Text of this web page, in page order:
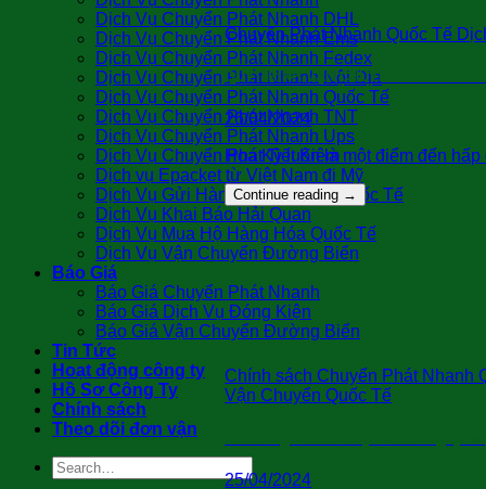
Dịch Vụ Chuyển Phát Nhanh DHL
Dịch Vụ Chuyển Phát Nhanh Ems
Dịch Vụ Chuyển Phát Nhanh Fedex
Dịch Vụ Chuyển Phát Nhanh Nội Địa
Dịch Vụ Chuyển Phát Nhanh Quốc Tế
Dịch Vụ Chuyển Phát Nhanh TNT
Dịch Vụ Chuyển Phát Nhanh Ups
Dịch Vụ Chuyển Phát Tiết Kiệm
Dịch vụ Epacket từ Việt Nam đi Mỹ
Dịch Vụ Gửi Hàng Cá Nhân Đi Quốc Tế
Dịch Vụ Khai Báo Hải Quan
Dịch Vụ Mua Hộ Hàng Hóa Quốc Tế
Dịch Vụ Vận Chuyển Đường Biển
Báo Giá
Báo Giá Chuyển Phát Nhanh
Báo Giá Dịch Vụ Đóng Kiện
Báo Giá Vận Chuyển Đường Biển
Tin Tức
Hoạt động công ty
Hồ Sơ Công Ty
Chính sách
Theo dõi đơn vận
Chuyển Phát Nhanh Quốc Tế
QUY TRÌNH VẬN CHUYỂN HÀNG LẺ
26/04/2024
Hoa Kỳ luôn là một điểm đến
Continue reading →
Chính sách Chuyển Phát Nhanh
Vận Chuyển Quốc Tế
25/04/2024